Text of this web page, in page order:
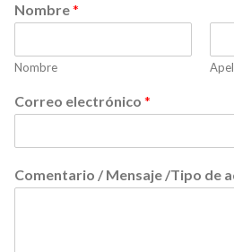
Nombre*
Nombre
Correo electrónico *
Comentario / Mensaje /Tipo de